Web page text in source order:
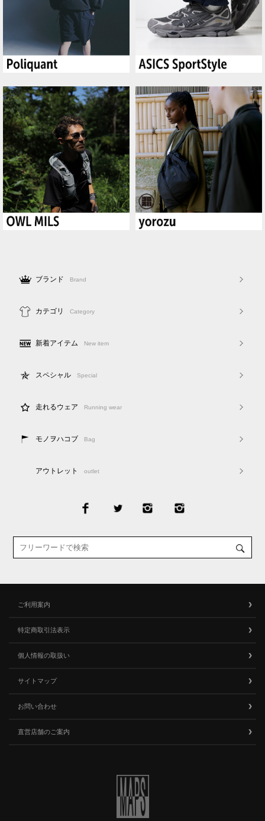
ブランド Brand
カテゴリ Category
新着アイテム New item
スペシャル Special
走れるウェア Running wear
モノヲハコブ Bag
アウトレット outlet
ご利用案内
特定商取引法表示
個人情報の取扱い
サイトマップ
お問い合わせ
直営店舗のご案内